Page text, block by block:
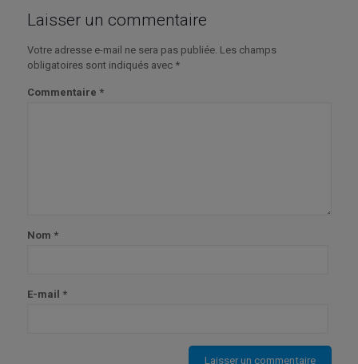
Laisser un commentaire
Votre adresse e-mail ne sera pas publiée. Les champs
obligatoires sont indiqués avec *
Commentaire *
Nom *
E-mail *